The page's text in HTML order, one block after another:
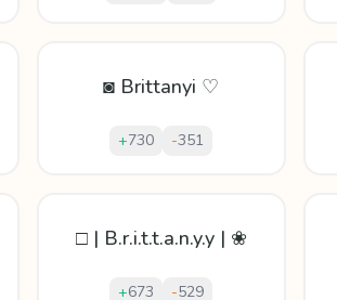
◙ Brittanyi ♡
+730 -351
□ | B.r.i.t.t.a.n.y.y | ❀
+673 -529